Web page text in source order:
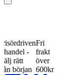
Fri
frakt
över
600kr